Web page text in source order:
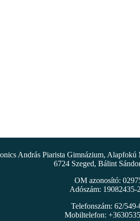
András Piarista Gimnázium,
6724 Szeged, Bálint
OM azonosító:
Adószám: 19082435-
Telefonszám: 62/549-
Mobiltelefon: